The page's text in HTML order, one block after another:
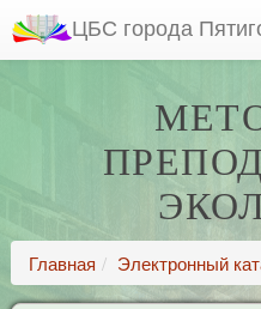
ЦБС города
Главная Электронный